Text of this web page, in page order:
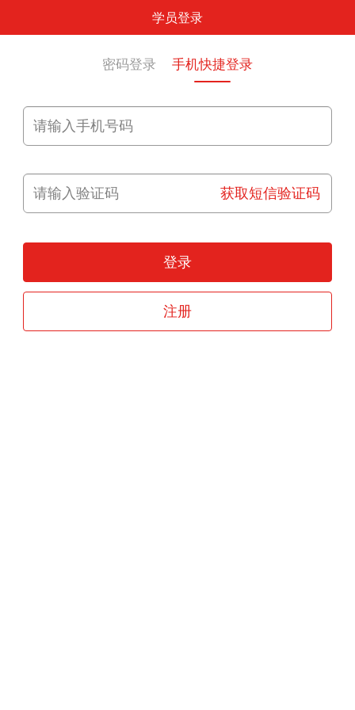
学员登录
密码登录 手机快捷登录
获取短信验证码
登录
注册